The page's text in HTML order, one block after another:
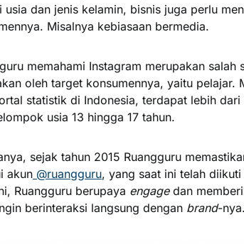
usia dan jenis kelamin, bisnis juga perlu
Misalnya kebiasaan bermedia.
memahami Instagram merupakan
oleh target konsumennya, yaitu pelajar.
statistik di Indonesia, terdapat lebih dari
usia 13 hingga 17 tahun.
sejak tahun 2015 Ruangguru
akun @ruangguru, yang saat ini telah
Ruangguru berupaya engagedan
berinteraksi langsung dengan brand-nya.